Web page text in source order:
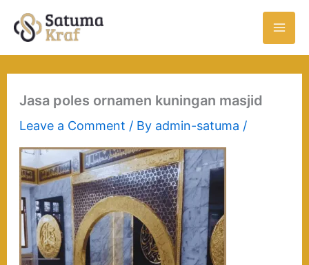
Jasa poles ornamen kuningan masjid
Leave a Comment / By admin-satuma /